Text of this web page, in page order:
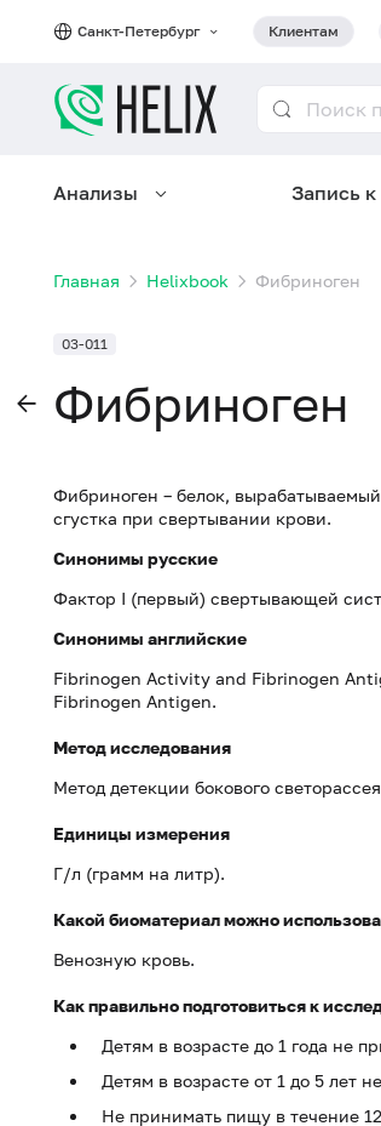
Санкт-Петербург Клиентам
Анализы Запись к
Главная Helixbook Фибриноген
03-011
Фибриноген
Фибриноген – белок,
сгустка при свертывании крови.
Синонимы русские
Фактор I (первый) свертывающей
Синонимы английские
Fibrinogen Activity and Fibrinogen
Fibrinogen Antigen.
Метод исследования
Метод детекции бокового
Единицы измерения
Г/л (грамм на литр).
Какой биоматериал можно
Венозную кровь.
Как правильно подготовиться к
Детям в возрасте до 1 года не
Детям в возрасте от 1 до 5 лет
Не принимать пищу в течение